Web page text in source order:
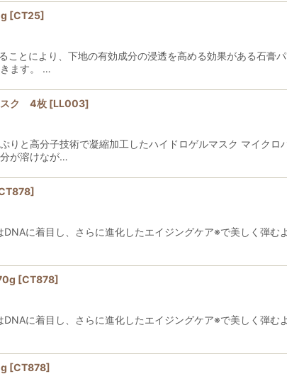
[CT25]
ことにより、下地の有効成分の浸透を高める効果がある石膏
ます。 …
スク 4枚 [LL003]
りと高分子技術で凝縮加工したハイドロゲルマスク マイク
が溶けなが…
]
DNAに着目し、さらに進化したエイジングケア※で美しく弾
[CT878]
DNAに着目し、さらに進化したエイジングケア※で美しく弾
[CT878]